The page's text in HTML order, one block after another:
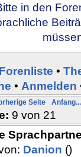
in den
Forenliste •
• Anmelden
Seite Anfang...
9 von 21
Danion ()